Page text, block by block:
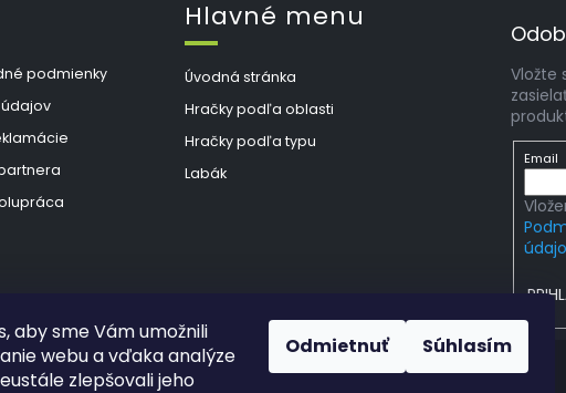
aby sme Vám umožnili
webu a vďaka analýze
zlepšovali jeho
Odmietnuť Súhlasím
podmienky
Hlavné menu
Úvodná stránka
Hračky podľa oblasti
Hračky podľa typu
Labák
Vložte
Email